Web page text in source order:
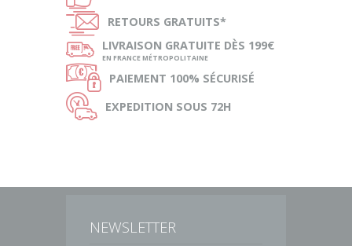
Ñ RETOURS GRATUITS*
ø LIVRAISON GRATUITE DÈS 199€
EN FRANCE MÉTROPOLITAINE
Ø PAIEMENT 100% SÉCURISÉ
Ù EXPEDITION SOUS 72H
NEWSLETTER